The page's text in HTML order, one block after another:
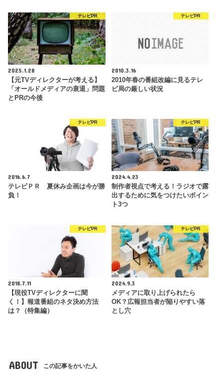
テレビPR
2025.1.28
【元TVディレクターが考える】
「オールドメディアの衰退」問題
とPRの今後
テレビPR
2010.3.16
2010年春の番組改編に見るテレ
ビ局の厳しい状況
テレビPR
2016.6.7
テレビＰＲ 夏休み企画は今が勝
負！
テレビPR
2024.4.23
制作者視点で考える！ラジオで露
出するために気をつけたいポイン
ト3つ
テレビPR
2018.7.11
【現役TVディレクターに聞
く！】報道番組のネタ決め方法
は？（特集編）
テレビPR
2024.9.3
メディアに取り上げられたら
OK？広報担当者が陥りやすい落
とし穴
ABOUT この記事をかいた人